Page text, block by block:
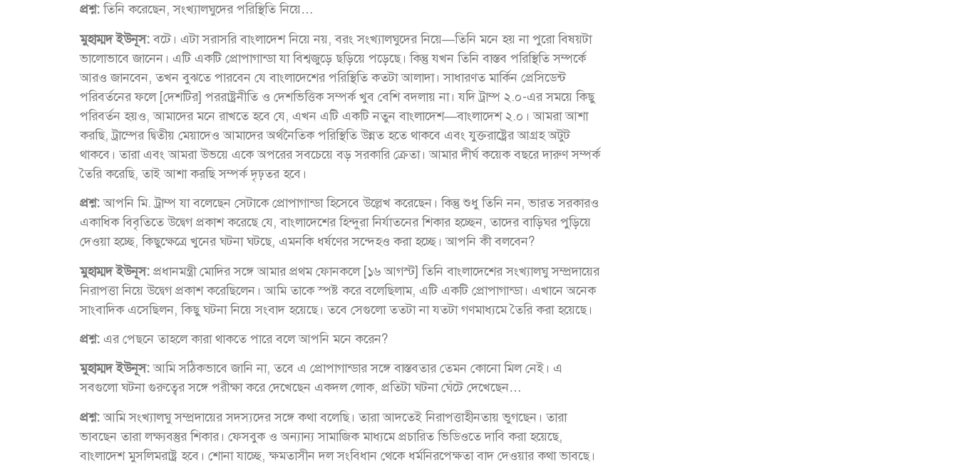
প্রশ্ন:তিনি করেছেন, সংখ্যালঘুদের পরিস্থিতি নিয়ে…
মুহাম্মদ ইউনূস:বটে। এটা সরাসরি বাংলাদেশ নিয়ে নয়, বরং সংখ্যালঘুদের নিয়ে—তিনি মনে হয় না পুরো বিষয়টা
ভালোভাবে জানেন। এটি একটি প্রোপাগান্ডা যা বিশ্বজুড়ে ছড়িয়ে পড়েছে। কিন্তু যখন তিনি বাস্তব পরিস্থিতি সম্পর্কে
আরও জানবেন, তখন বুঝতে পারবেন যে বাংলাদেশের পরিস্থিতি কতটা আলাদা। সাধারণত মার্কিন প্রেসিডেন্ট
পরিবর্তনের ফলে [দেশটির] পররাষ্ট্রনীতি ও দেশভিত্তিক সম্পর্ক খুব বেশি বদলায় না। যদি ট্রাম্প ২.০-এর সময়ে কিছু
পরিবর্তন হয়ও, আমাদের মনে রাখতে হবে যে, এখন এটি একটি নতুন বাংলাদেশ—বাংলাদেশ ২.০। আমরা আশা
করছি, ট্রাম্পের দ্বিতীয় মেয়াদেও আমাদের অর্থনৈতিক পরিস্থিতি উন্নত হতে থাকবে এবং যুক্তরাষ্ট্রের আগ্রহ অটুট
থাকবে। তারা এবং আমরা উভয়ে একে অপরের সবচেয়ে বড় সরকারি ক্রেতা। আমার দীর্ঘ কয়েক বছরে দারুণ সম্পর্ক
তৈরি করেছি, তাই আশা করছি সম্পর্ক দৃঢ়তর হবে।
প্রশ্ন:আপনি মি. ট্রাম্প যা বলেছেন সেটাকে প্রোপাগান্ডা হিসেবে উল্লেখ করেছেন। কিন্তু শুধু তিনি নন, ভারত সরকারও
একাধিক বিবৃতিতে উদ্বেগ প্রকাশ করেছে যে, বাংলাদেশের হিন্দুরা নির্যাতনের শিকার হচ্ছেন, তাদের বাড়িঘর পুড়িয়ে
দেওয়া হচ্ছে, কিছুক্ষেত্রে খুনের ঘটনা ঘটছে, এমনকি ধর্ষণের সন্দেহও করা হচ্ছে। আপনি কী বলবেন?
মুহাম্মদ ইউনূস: প্রধানমন্ত্রী মোদির সঙ্গে আমার প্রথম ফোনকলে [১৬ আগস্ট] তিনি বাংলাদেশের সংখ্যালঘু সম্প্রদায়ের
নিরাপত্তা নিয়ে উদ্বেগ প্রকাশ করেছিলেন। আমি তাকে স্পষ্ট করে বলেছিলাম, এটি একটি প্রোপাগান্ডা। এখানে অনেক
সাংবাদিক এসেছিলন, কিছু ঘটনা নিয়ে সংবাদ হয়েছে। তবে সেগুলো ততটা না যতটা গণমাধ্যমে তৈরি করা হয়েছে।
প্রশ্ন: এর পেছনে তাহলে কারা থাকতে পারে বলে আপনি মনে করেন?
মুহাম্মদ ইউনূস:আমি সঠিকভাবে জানি না, তবে এ প্রোপাগান্ডার সঙ্গে বাস্তবতার তেমন কোনো মিল নেই। এ
সবগুলো ঘটনা গুরুত্বের সঙ্গে পরীক্ষা করে দেখেছেন একদল লোক, প্রতিটা ঘটনা ঘেঁটে দেখেছেন…
প্রশ্ন:আমি সংখ্যালঘু সম্প্রদায়ের সদস্যদের সঙ্গে কথা বলেছি। তারা আদতেই নিরাপত্তাহীনতায় ভুগছেন। তারা
ভাবছেন তারা লক্ষ্যবস্তুর শিকার। ফেসবুক ও অন্যান্য সামাজিক মাধ্যমে প্রচারিত ভিডিওতে দাবি করা হয়েছে,
বাংলাদেশ মুসলিমরাষ্ট্র হবে। শোনা যাচ্ছে, ক্ষমতাসীন দল সংবিধান থেকে ধর্মনিরপেক্ষতা বাদ দেওয়ার কথা ভাবছে।